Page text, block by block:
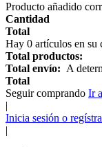
Producto añadido
Cantidad
Total
Hay 0 artículos en su
Total productos:
Total envío: A
Total
Seguir comprando Ir
|
Inicia sesión o
|